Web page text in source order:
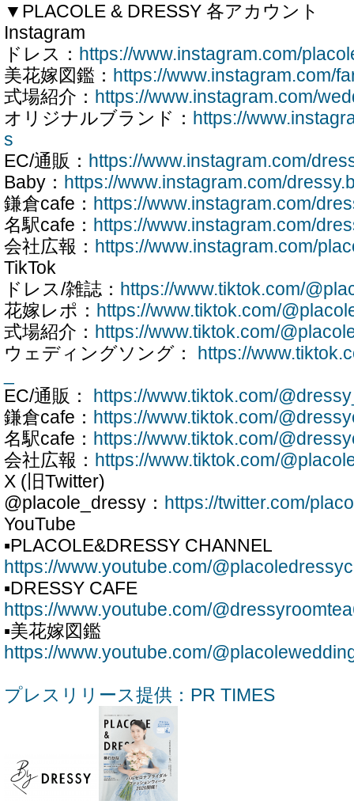
▼PLACOLE & DRESSY 各アカウント
Instagram
ドレス： https://www.instagram.com/
美花嫁図鑑： https://www.instagram.com/
式場紹介： https://www.instagram.com/
オリジナルブランド： https://
s
EC/通販： https://www.instagram.com/
Baby： https://www.instagram.com/
鎌倉cafe： https://www.instagram.com/
名駅cafe： https://www.instagram.com/
会社広報： https://www.instagram.com/
TikTok
ドレス/雑誌： https://www.tiktok.com/
花嫁レポ： https://www.tiktok.com/
式場紹介： https://www.tiktok.com/
ウェディングソング：
https://
EC/通販：
https://www.tiktok.com/
鎌倉cafe： https://www.tiktok.com/
名駅cafe： https://www.tiktok.com/
会社広報： https://www.tiktok.com/
X (旧Twitter)
@placole_dressy： https://twitter.com/
YouTube
▪PLACOLE&DRESSY CHANNEL
https://www.youtube.com/
▪DRESSY CAFE
https://www.youtube.com/
▪美花嫁図鑑
https://www.youtube.com/
プレスリリース提供：PR TIMES